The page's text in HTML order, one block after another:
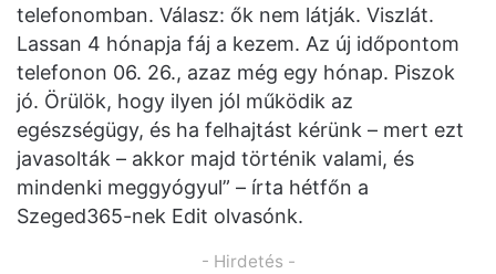
telefonomban. Válasz: ők nem látják. Viszlát.
Lassan 4 hónapja fáj a kezem. Az új időpontom
telefonon 06. 26., azaz még egy hónap. Piszok
jó. Örülök, hogy ilyen jól működik az
egészségügy, és ha felhajtást kérünk – mert ezt
javasolták – akkor majd történik valami, és
mindenki meggyógyul” – írta hétfőn a
Szeged365-nek Edit olvasónk.
- Hirdetés -